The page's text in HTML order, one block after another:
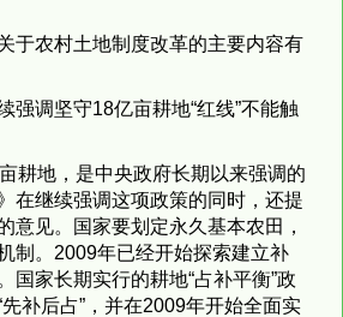
农村土地制度改革的主要内容有
调坚守18亿亩耕地“红线”不能触
地，是中央政府长期以来强调的
在继续强调这项政策的同时，还提
意见。国家要划定永久基本农田，
制。2009年已经开始探索建立补
国家长期实行的耕地“占补平衡”政
补后占”，并在2009年开始全面实